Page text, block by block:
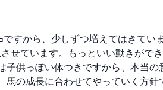
すから、少しずつ増えてはきてい
せています。もっといい動きがで
子供っぽい体つきですから、本当
馬の成長に合わせてやっていく方